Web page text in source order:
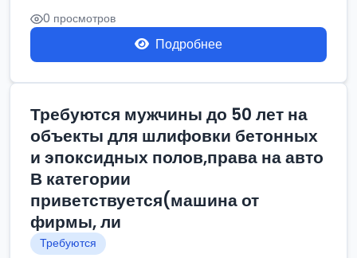
0 просмотров
Подробнее
Требуются мужчины до 50 лет на
объекты для шлифовки бетонных
и эпоксидных полов,права на авто
В категории
приветствуется(машина от
фирмы, ли
Требуются